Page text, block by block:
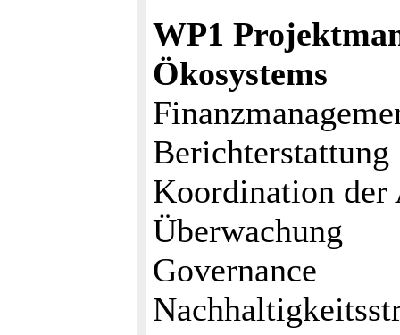
WP1
Ökosystems
Berichterstattung
Koordination der
Überwachung
Governance